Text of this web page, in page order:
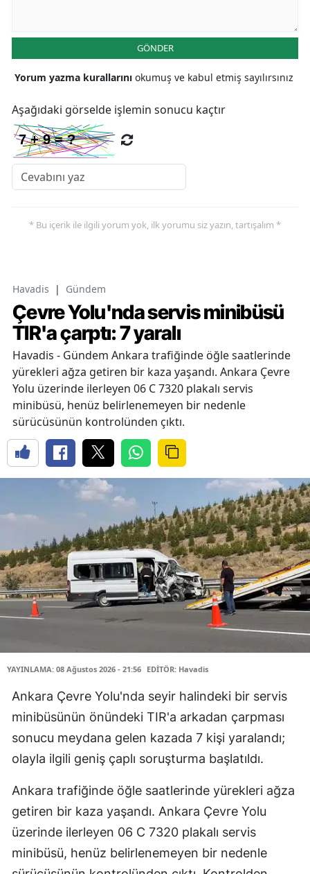
GÖNDER
Yorum yazma kurallarını okumuş ve kabul etmiş sayılırsınız
Aşağıdaki görselde işlemin sonucu kaçtır
* Bu içerik ile ilgili yorum yok, ilk yorumu siz yazın, tartışalım *
Havadis | Gündem
Çevre Yolu'nda servis minibüsü
TIR'a çarptı: 7 yaralı
Havadis - Gündem Ankara trafiğinde öğle saatlerinde
yürekleri ağza getiren bir kaza yaşandı. Ankara Çevre
Yolu üzerinde ilerleyen 06 C 7320 plakalı servis
minibüsü, henüz belirlenemeyen bir nedenle
sürücüsünün kontrolünden çıktı.
YAYINLAMA: 08 Ağustos 2026 - 21:56 EDİTÖR: Havadis
Ankara Çevre Yolu'nda seyir halindeki bir servis
minibüsünün önündeki TIR'a arkadan çarpması
sonucu meydana gelen kazada 7 kişi yaralandı;
olayla ilgili geniş çaplı soruşturma başlatıldı.
Ankara trafiğinde öğle saatlerinde yürekleri ağza
getiren bir kaza yaşandı. Ankara Çevre Yolu
üzerinde ilerleyen 06 C 7320 plakalı servis
minibüsü, henüz belirlenemeyen bir nedenle